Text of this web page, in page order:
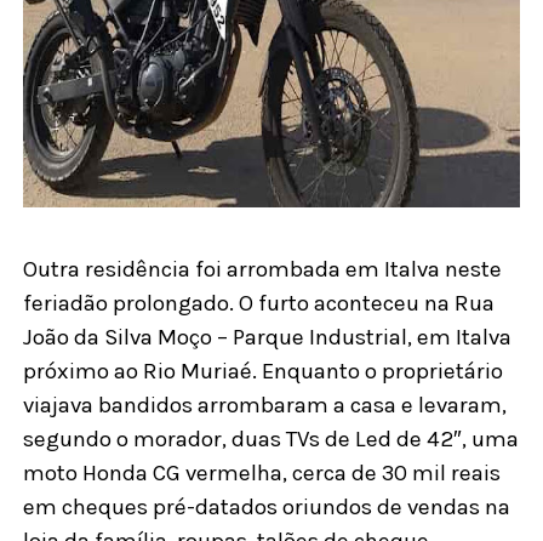
Outra residência foi arrombada em Italva neste
feriadão prolongado. O furto aconteceu na Rua
João da Silva Moço – Parque Industrial, em Italva
próximo ao Rio Muriaé. Enquanto o proprietário
viajava bandidos arrombaram a casa e levaram,
segundo o morador, duas TVs de Led de 42″, uma
moto Honda CG vermelha, cerca de 30 mil reais
em cheques pré-datados oriundos de vendas na